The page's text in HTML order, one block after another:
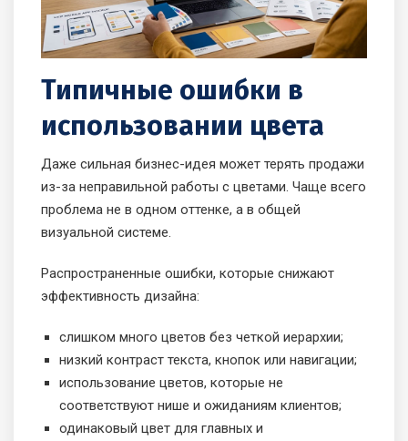
Типичные ошибки в
использовании цвета
Даже сильная бизнес-идея может терять продажи
из-за неправильной работы с цветами. Чаще всего
проблема не в одном оттенке, а в общей
визуальной системе.
Распространенные ошибки, которые снижают
эффективность дизайна:
слишком много цветов без четкой иерархии;
низкий контраст текста, кнопок или навигации;
использование цветов, которые не
соответствуют нише и ожиданиям клиентов;
одинаковый цвет для главных и